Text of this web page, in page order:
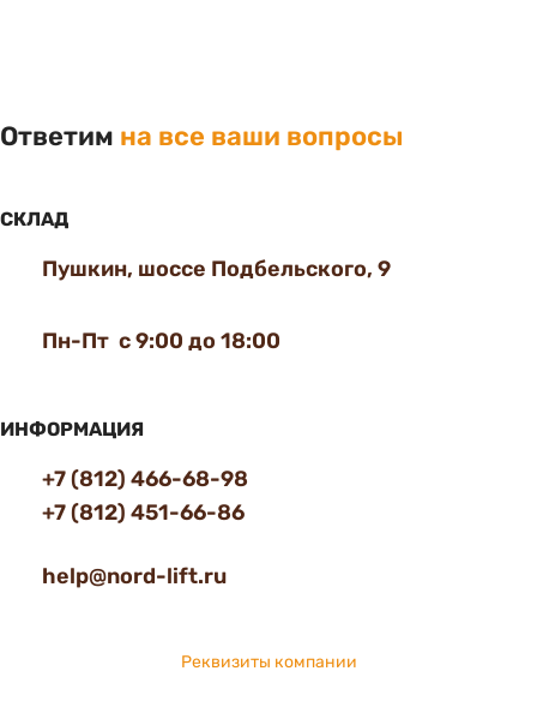
Ответим на все ваши вопросы
СКЛАД
Пушкин, шоссе Подбельского, 9
Пн-Пт с 9:00 до 18:00
ИНФОРМАЦИЯ
+7 (812) 466-68-98
+7 (812) 451-66-86
help@nord-lift.ru
Реквизиты компании